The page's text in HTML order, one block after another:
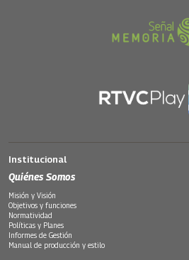
Institucional
Quiénes Somos
Misión y Visión
Objetivos y funciones
Normatividad
Políticas y Planes
Informes de Gestión
Manual de producción y estilo